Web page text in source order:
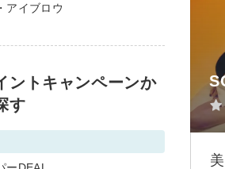
アイブロウ
ントキャンペーンか
す